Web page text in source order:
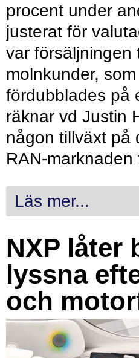
procent under
justerat för
var försäljningen
molnkunder,
fördubblades på
räknar vd Justin
någon tillväxt på
RAN-marknaden
Läs mer...
NXP låter
lyssna
och